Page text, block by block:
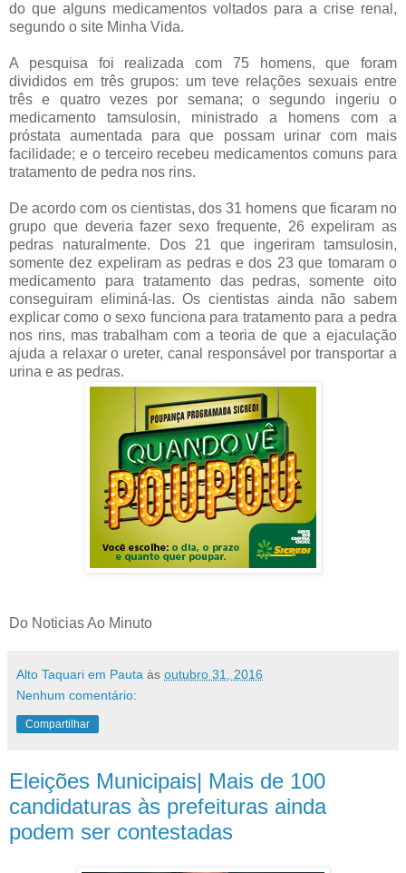
do que alguns medicamentos voltados para a crise renal,
segundo o site Minha Vida.
A pesquisa foi realizada com 75 homens, que foram
divididos em três grupos: um teve relações sexuais entre
três e quatro vezes por semana; o segundo ingeriu o
medicamento tamsulosin, ministrado a homens com a
próstata aumentada para que possam urinar com mais
facilidade; e o terceiro recebeu medicamentos comuns para
tratamento de pedra nos rins.
De acordo com os cientistas, dos 31 homens que ficaram no
grupo que deveria fazer sexo frequente, 26 expeliram as
pedras naturalmente. Dos 21 que ingeriram tamsulosin,
somente dez expeliram as pedras e dos 23 que tomaram o
medicamento para tratamento das pedras, somente oito
conseguiram eliminá-las. Os cientistas ainda não sabem
explicar como o sexo funciona para tratamento para a pedra
nos rins, mas trabalham com a teoria de que a ejaculação
ajuda a relaxar o ureter, canal responsável por transportar a
urina e as pedras.
Do Noticias Ao Minuto
Alto Taquari em Pauta às outubro 31, 2016
Nenhum comentário:
Compartilhar
Eleições Municipais| Mais de 100
candidaturas às prefeituras ainda
podem ser contestadas